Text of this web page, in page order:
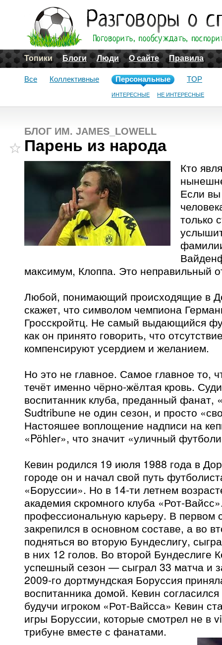
Топики Блоги Люди О сайте Правила
Все Коллективные Персональные
ИНТЕРЕСНЫЕ НЕ ИНТЕРЕСНЫЕ
TOP
БЛОГ ИМ. JAMES_LOWELL
Парень из народа
Кто
Если
только
максимум, Клоппа. Это неправильный
Любой, понимающий происходящие в
скажет, что символом чемпиона
Гросскройтц. Не самый выдающийся
как он принято говорить, что
компенсируют усердием и желанием.
Но это не главное. Самое главное то,
течёт именно чёрно-жёлтая кровь.
воспитанник клуба, преданный фанат,
Sudtribune не один сезон, и просто
Настояшее воплощение надписи на
«Pöhler», что значит «уличный
Кевин родился 19 июля 1988 года в
городе он и начал свой путь
«Боруссии». Но в 14-ти летнем
академия скромного клуба «Рот-
профессиональную карьеру. В первом
закрепился в основном составе, а во
подняться во вторую Бундеслигу,
в них 12 голов. Во второй Бундеслиге
успешный сезон — сыграл 33 матча и
2009-го дортмундская Боруссия
воспитанника домой. Кевин
будучи игроком «Рот-Вайсса» Кевин
игры Боруссии, которые смотрел не в
трибуне вместе с фанатами.